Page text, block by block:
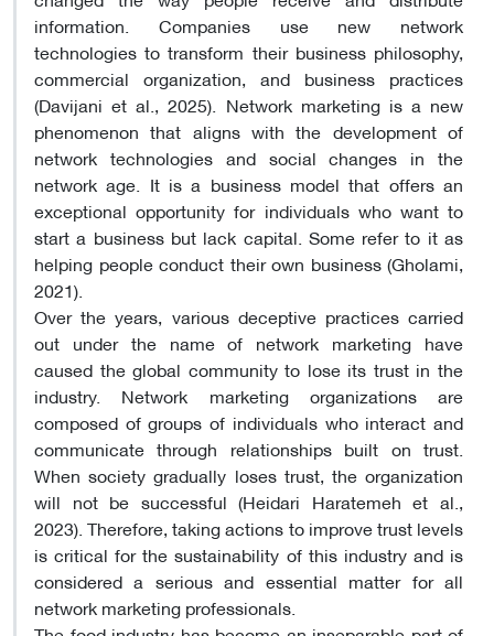
information. Companies use new network
technologies to transform their business philosophy,
commercial organization, and business practices
(Davijani et al., 2025). Network marketing is a new
phenomenon that aligns with the development of
network technologies and social changes in the
network age. It is a business model that offers an
exceptional opportunity for individuals who want to
start a business but lack capital. Some refer to it as
helping people conduct their own business (Gholami,
2021).
Over the years, various deceptive practices carried
out under the name of network marketing have
caused the global community to lose its trust in the
industry. Network marketing organizations are
composed of groups of individuals who interact and
communicate through relationships built on trust.
When society gradually loses trust, the organization
will not be successful (Heidari Haratemeh et al.,
2023). Therefore, taking actions to improve trust levels
is critical for the sustainability of this industry and is
considered a serious and essential matter for all
network marketing professionals.